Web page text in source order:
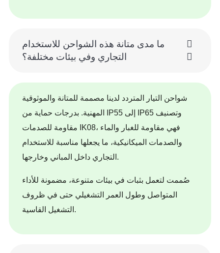
ما مدى متانة هذه الشواحن للاستخدام
التجاري وفي بيئات مختلفة؟
شواحن التيار المتردد لدينا مصممة للمتانة والموثوقية
المهنية. بدرجات حماية من IP55 إلى IP65 وتصنيف
مقاومة للصدمات IK08، فهي مقاومة للغبار والماء
والصدمات الميكانيكية، ما يجعلها مناسبة للاستخدام
التجاري داخل المباني وخارجها.
صُممت لتعمل بثبات في بيئات متنوعة، مضمونة للأداء
المتواصل وطول العمر التشغيلي حتى في ظروف
التشغيل القاسية.